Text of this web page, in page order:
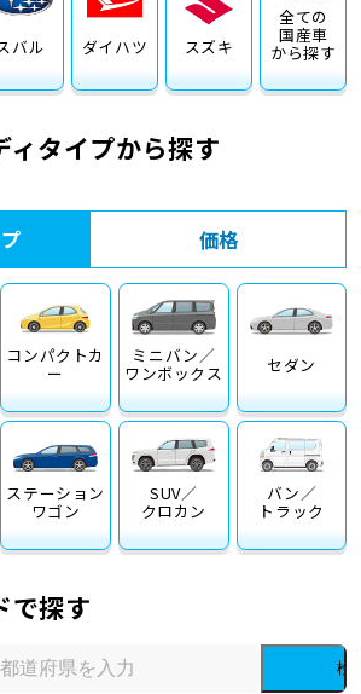
バル ダイハツ スズキ
全ての
国産車
から探す
ィタイプから探す
コンパクトカ
ー
ミニバン／
ワンボックス セダン
ステーション
ワゴン
SUV／
クロカン
バン／
トラック
価格
で探す
検